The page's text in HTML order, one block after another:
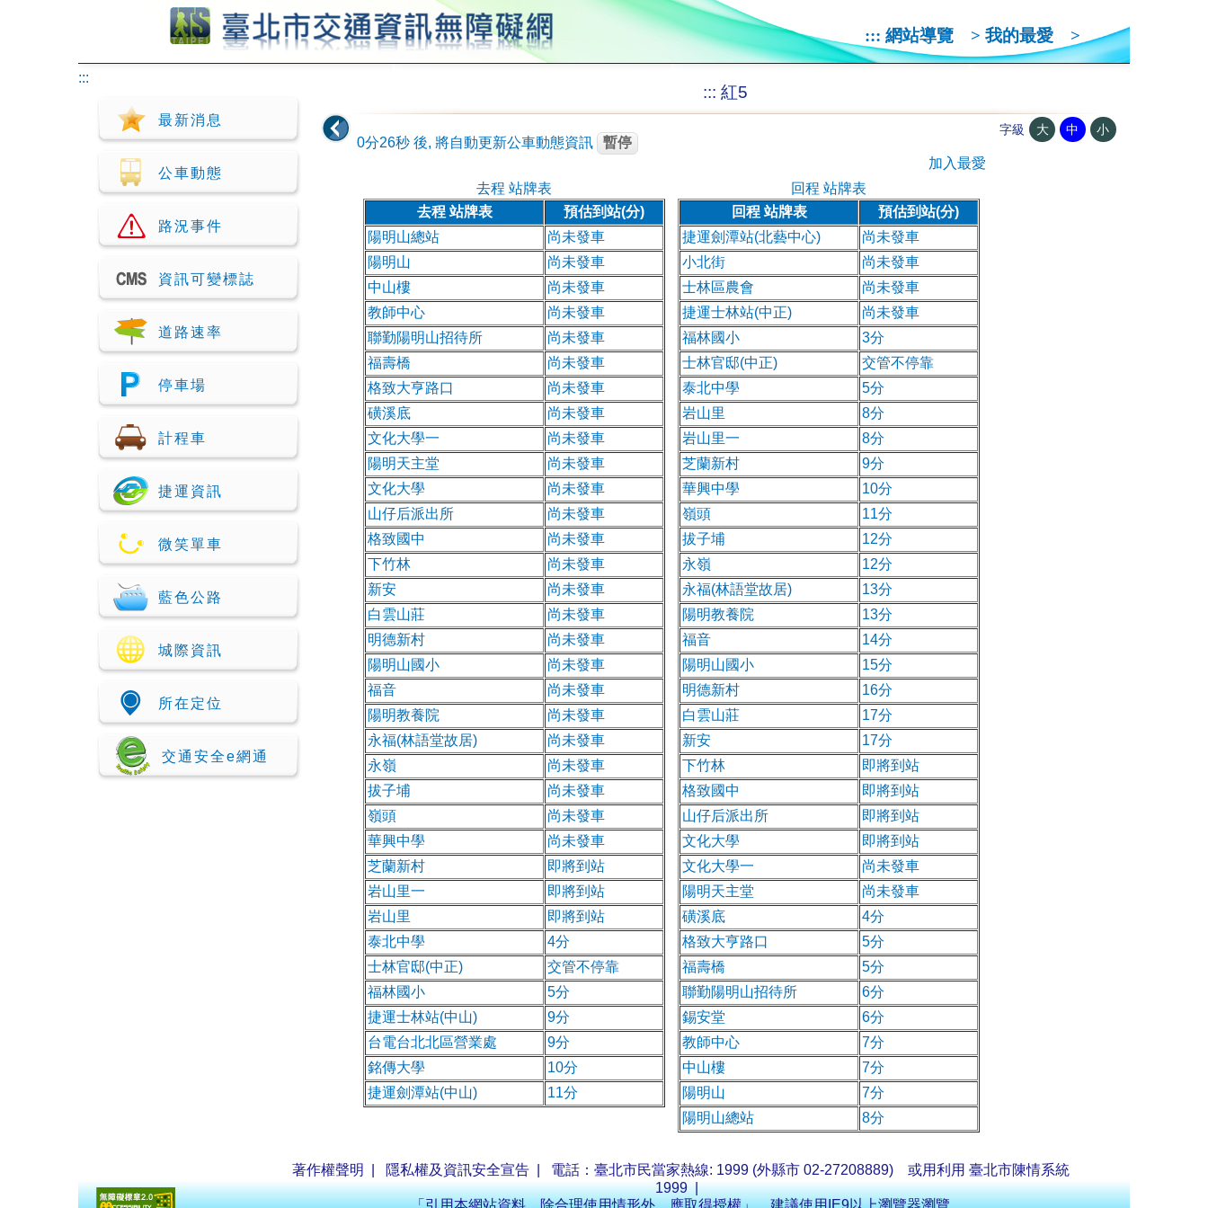
::: 網站導覽 > 我的最愛 >
:::
最新消息
公車動態
路況事件
資訊可變標誌
道路速率
停車場
計程車
捷運資訊
微笑單車
藍色公路
城際資訊
所在定位
交通安全e網通
::: 紅5
字級 大 中 小
0分25秒 後, 將自動更新公車動態資訊
暫停
加入最愛
去程 站牌表
去程 站牌表
預估到站(分)
陽明山總站
尚未發車
陽明山
尚未發車
中山樓
尚未發車
教師中心
尚未發車
聯勤陽明山招待所
尚未發車
福壽橋
尚未發車
格致大亨路口
尚未發車
磺溪底
尚未發車
文化大學一
尚未發車
陽明天主堂
尚未發車
文化大學
尚未發車
山仔后派出所
尚未發車
格致國中
尚未發車
下竹林
尚未發車
新安
尚未發車
白雲山莊
尚未發車
明德新村
尚未發車
陽明山國小
尚未發車
福音
尚未發車
陽明教養院
尚未發車
永福(林語堂故居)
尚未發車
永嶺
尚未發車
拔子埔
尚未發車
嶺頭
尚未發車
華興中學
尚未發車
芝蘭新村
即將到站
岩山里一
即將到站
岩山里
即將到站
泰北中學
4分
士林官邸(中正)
交管不停靠
福林國小
5分
捷運士林站(中山)
9分
台電台北北區營業處
9分
銘傳大學
10分
捷運劍潭站(中山)
11分
回程 站牌表
回程 站牌表
預估到站(分)
捷運劍潭站(北藝中心)
尚未發車
小北街
尚未發車
士林區農會
尚未發車
捷運士林站(中正)
尚未發車
福林國小
3分
士林官邸(中正)
交管不停靠
泰北中學
5分
岩山里
8分
岩山里一
8分
芝蘭新村
9分
華興中學
10分
嶺頭
11分
拔子埔
12分
永嶺
12分
永福(林語堂故居)
13分
陽明教養院
13分
福音
14分
陽明山國小
15分
明德新村
16分
白雲山莊
17分
新安
17分
下竹林
即將到站
格致國中
即將到站
山仔后派出所
即將到站
文化大學
即將到站
文化大學一
尚未發車
陽明天主堂
尚未發車
磺溪底
4分
格致大亨路口
5分
福壽橋
5分
聯勤陽明山招待所
6分
錫安堂
6分
教師中心
7分
中山樓
7分
陽明山
7分
陽明山總站
8分
著作權聲明 隱私權及資訊安全宣告| 電話：臺北市民當家熱線: 1999 (外縣市 02-27208889) 或用利用 臺北市陳情系統
1999|
「引用本網站資料，除合理使用情形外，應取得授權」 建議使用IE9以上瀏覽器瀏覽